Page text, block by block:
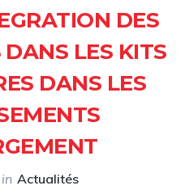
DES
DANS LES KITS
DANS LES
in Actualités